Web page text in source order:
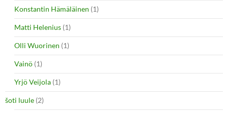
Konstantin Hämäläinen (1)
Matti Helenius (1)
Olli Wuorinen (1)
Vainö (1)
Yrjö Veijola (1)
šoti luule (2)